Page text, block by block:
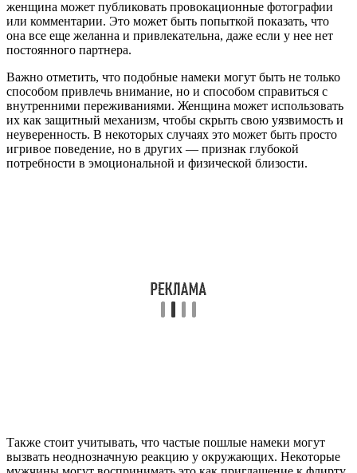
женщина может публиковать провокационные фотографии
или комментарии. Это может быть попыткой показать, что
она все еще желанна и привлекательна, даже если у нее нет
постоянного партнера.
Важно отметить, что подобные намеки могут быть не только
способом привлечь внимание, но и способом справиться с
внутренними переживаниями. Женщина может использовать
их как защитный механизм, чтобы скрыть свою уязвимость и
неуверенность. В некоторых случаях это может быть просто
игривое поведение, но в других — признак глубокой
потребности в эмоциональной и физической близости.
Также стоит учитывать, что частые пошлые намеки могут
вызвать неоднозначную реакцию у окружающих. Некоторые